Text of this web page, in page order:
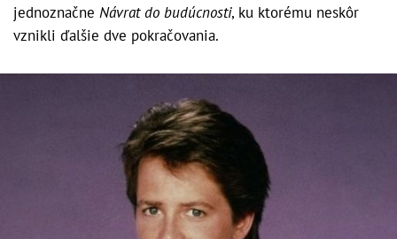
jednoznačne Návrat do budúcnosti, ku ktorému neskôr
vznikli ďalšie dve pokračovania.